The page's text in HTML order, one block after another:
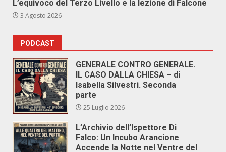
L’equivoco del Terzo Livello e la lezione di Falcone
3 Agosto 2026
PODCAST
GENERALE CONTRO GENERALE.
IL CASO DALLA CHIESA – di
Isabella Silvestri. Seconda
parte
25 Luglio 2026
L’Archivio dell’Ispettore Di
Falco: Un Incubo Arancione
Accende la Notte nel Ventre del